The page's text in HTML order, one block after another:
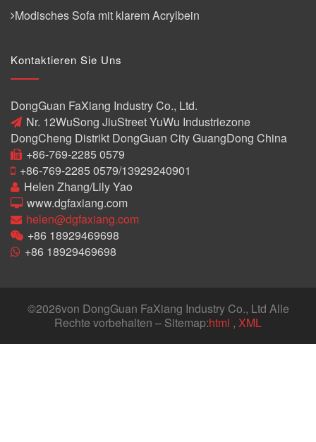
Modisches Sofa mit klarem Acrylbein
Kontaktieren Sie Uns
DongGuan FaXiang Industry Co., Ltd.
Nr. 12WuSong JiuStreet YuWu Industriezone
DongCheng Distrikt DongGuan City GuangDong China
+86-769-2285 0579
+86-769-2285 0579/13929240901
Helen Zhang/Lily Yao
www.dgfaxiang.com
helen@dgfaxiang.com
+86 18929469698
+86 18929469698
©2026von DongGuan FaXiang Industry Co., Ltd Alle
Rechte vorbehalten – Sitemap:html , XML